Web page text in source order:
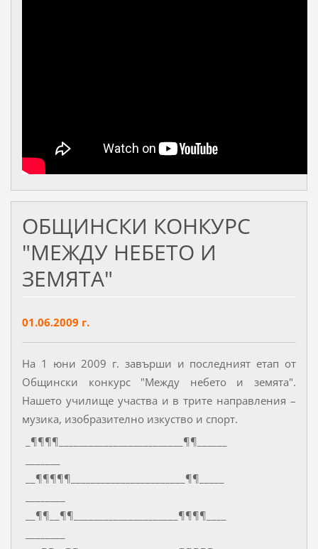
ОБЩИНСКИ КОНКУРС
"МЕЖДУ НЕБЕТО И
ЗЕМЯТА"
01.06.2009 г.
На 1 юни 2009 г. завърши и последният етап от
Общински конкурс "Между небето и земята".
Нашето училище участва и в трите направления –
музика, изобразително изкуство и спорт.
_¶¶¶¶_________________________¶¶______
__¶¶¶¶¶_______________________¶¶_____
__¶¶__¶¶_____________________¶¶¶¶____